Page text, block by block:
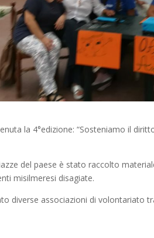
la 4°edizione: “Sosteniamo il
del paese è stato raccolto
misilmeresi disagiate.
diverse associazioni di volontariato